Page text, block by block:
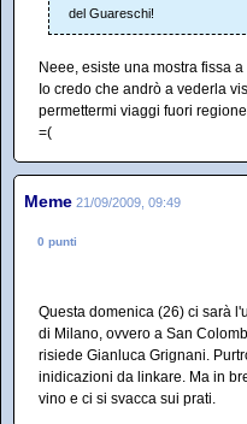
del Guareschi!
Neee, esiste una mostra fissa
Io credo che andrò a vederla
permettermi viaggi fuori
=(
Meme 21/09/2009, 09:49
0 punti
Questa domenica (26) ci sarà
di Milano, ovvero a San
risiede Gianluca Grignani.
inidicazioni da linkare. Ma in
vino e ci si svacca sui prati.